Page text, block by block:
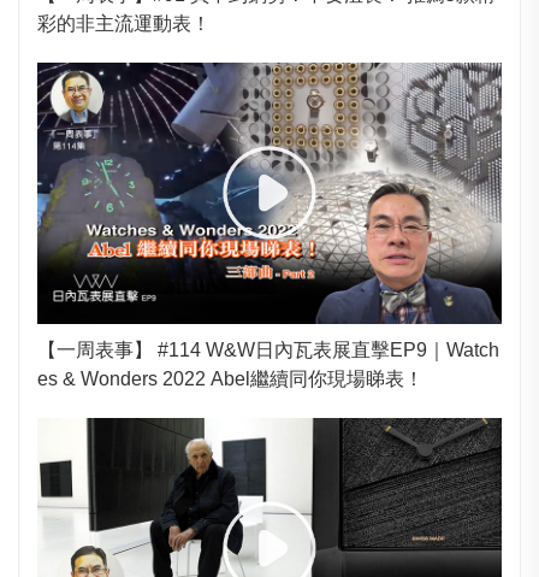
彩的非主流運動表！
【一周表事】 #114 W&W日內瓦表展直擊EP9｜Watch
es & Wonders 2022 Abel繼續同你現場睇表！